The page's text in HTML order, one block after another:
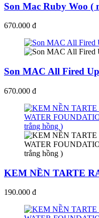
Son Mac Ruby Woo (
670.000 đ
Son MAC All Fired
670.000 đ
KEM NỀN TARTE
190.000 đ